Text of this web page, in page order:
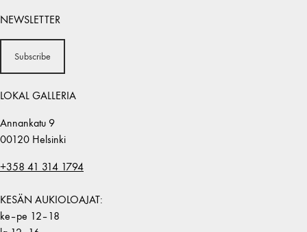
NEWSLETTER
Subscribe
LOKAL GALLERIA
Annankatu 9
00120 Helsinki
+358 41 314 1794
KESÄN AUKIOLOAJAT:
ke–pe 12–18